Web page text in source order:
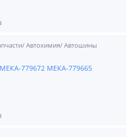
Автохимия/ Автошины
779672 МЕКА-779665